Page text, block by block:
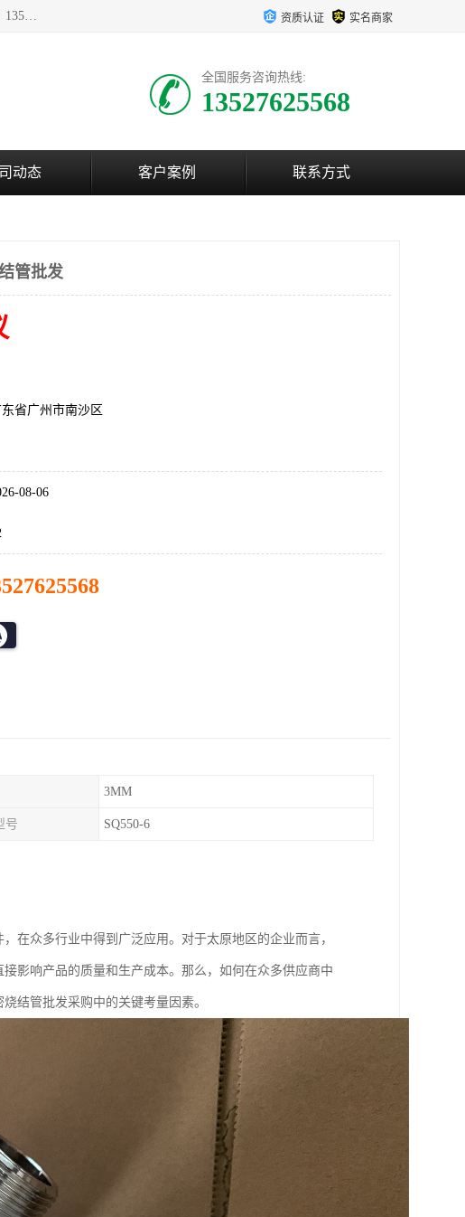
广州市森泉过滤器材有限公司（bomafw.b2b168.com）批量供应：保安过滤器滤芯、水处理滤芯等产品，全国统一热线电话：13527625568。广州市森泉过滤器材有限公司数十年专注于水处理过滤设备的工作，积累了丰富的经验，取得了行业的业绩和成果。 资质认证 实名商家
全国服务咨询热线:
13527625568
动态 客户案例 联系方式
管批发
东省广州市南沙区
08-06
3MM
号 SQ550-6
在众多行业中得到广泛应用。对于太原地区的企业而言，
影响产品的质量和生产成本。那么，如何在众多供应商中
结管批发采购中的关键考量因素。